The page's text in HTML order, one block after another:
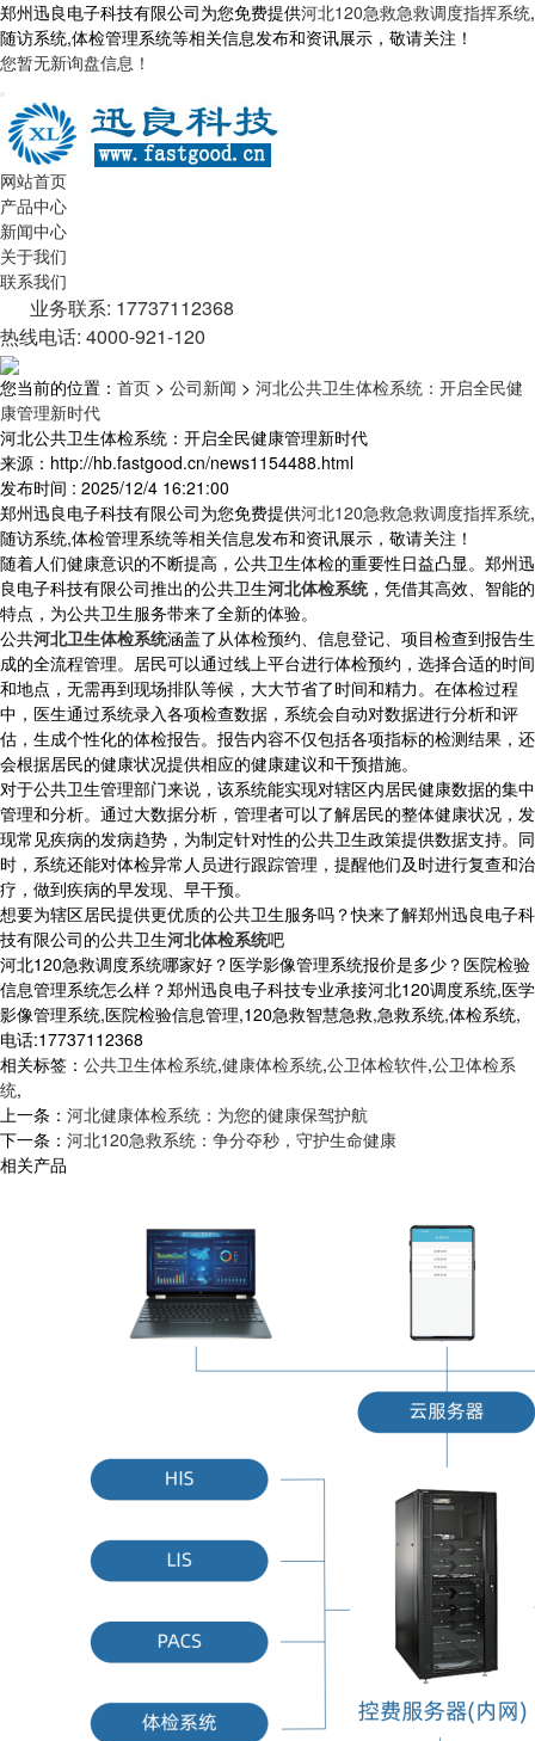
郑州迅良电子科技有限公司为您免费提供河北120急救急救调度指挥系统,
随访系统,体检管理系统等相关信息发布和资讯展示，敬请关注！
您暂无新询盘信息！
网站首页
产品中心
新闻中心
关于我们
联系我们
业务联系: 17737112368
热线电话: 4000-921-120
您当前的位置： 首页 > 公司新闻 > 河北公共卫生体检系统：开启全民健
康管理新时代
河北公共卫生体检系统：开启全民健康管理新时代
来源：http://hb.fastgood.cn/news1154488.html
发布时间 : 2025/12/4 16:21:00
郑州迅良电子科技有限公司为您免费提供河北120急救急救调度指挥系统,
随访系统,体检管理系统等相关信息发布和资讯展示，敬请关注！
随着人们健康意识的不断提高，公共卫生体检的重要性日益凸显。郑州迅
良电子科技有限公司推出的公共卫生河北体检系统，凭借其高效、智能的
特点，为公共卫生服务带来了全新的体验。
公共河北卫生体检系统涵盖了从体检预约、信息登记、项目检查到报告生
成的全流程管理。居民可以通过线上平台进行体检预约，选择合适的时间
和地点，无需再到现场排队等候，大大节省了时间和精力。在体检过程
中，医生通过系统录入各项检查数据，系统会自动对数据进行分析和评
估，生成个性化的体检报告。报告内容不仅包括各项指标的检测结果，还
会根据居民的健康状况提供相应的健康建议和干预措施。
对于公共卫生管理部门来说，该系统能实现对辖区内居民健康数据的集中
管理和分析。通过大数据分析，管理者可以了解居民的整体健康状况，发
现常见疾病的发病趋势，为制定针对性的公共卫生政策提供数据支持。同
时，系统还能对体检异常人员进行跟踪管理，提醒他们及时进行复查和治
疗，做到疾病的早发现、早干预。
想要为辖区居民提供更优质的公共卫生服务吗？快来了解郑州迅良电子科
技有限公司的公共卫生河北体检系统吧
河北120急救调度系统哪家好？医学影像管理系统报价是多少？医院检验
信息管理系统怎么样？郑州迅良电子科技专业承接河北120调度系统,医学
影像管理系统,医院检验信息管理,120急救智慧急救,急救系统,体检系统,
电话:17737112368
相关标签： 公共卫生体检系统,健康体检系统,公卫体检软件,公卫体检系
统,
上一条： 河北健康体检系统：为您的健康保驾护航
下一条： 河北120急救系统：争分夺秒，守护生命健康
相关产品